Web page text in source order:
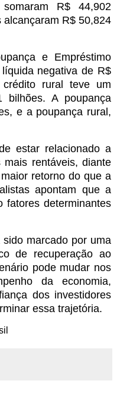
R$ 44,902
R$ 50,824
e Empréstimo
negativa de R$
rural teve um
bilhões. A poupança
e a poupança rural,
estar relacionado a
rentáveis, diante
retorno do que a
apontam que a
fatores determinantes
marcado por uma
de recuperação ao
pode mudar nos
da economia,
dos investidores
essa trajetória.